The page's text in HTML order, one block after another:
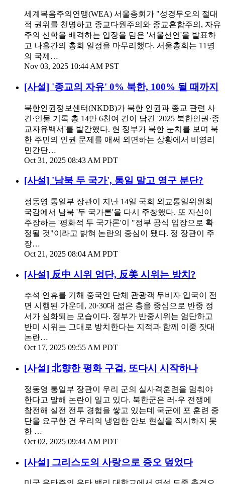
세계복음주의연맹(WEA) 서울총회가 "성경무오의 절대
적 권위를 천명하고 종교다원주의와 종교혼합주의, 자유
주의 신학을 배격하는 입장을 담은 '서울선언'을 발표하
고 나흘간의 총회 일정을 마무리했다. 서울총회는 11명
의 국제…
Nov 03, 2025 10:44 AM PST
[사설] '종교의 자유' 0% 북한, 100% 될 때까지
북한인권정보센터(NKDB)가 북한 인권과 종교 관련 사
건·인물 기록 총 14만 6천여 건이 담긴 '2025 북한인권·종
교자유백서'를 발간했다. 현 정부가 북한 눈치를 보며 북
한 주민의 인권 문제를 애써 외면하는 상황에서 비영리
민간단…
Oct 31, 2025 08:43 AM PDT
[사설] '남북 두 국가', 통일 말고 영구 분단?
정동영 통일부 장관이 지난 14일 국회 외교통일위원회
국감에서 남북 '두 국가론'을 다시 주창했다. 또 자신이
주장하는 '평화적 두 국가론'이 "정부 공식 입장으로 확
정될 것"이라고 밝혀 논란의 중심이 됐다. 정 장관이 주
장…
Oct 21, 2025 08:04 AM PDT
[사설] 反中 시위 엄단, 反美 시위는 방치?
추석 연휴를 기해 중국인 단체 관광객 무비자 입국이 전
면 시행된 가운데, 20·30대 젊은 층을 중심으로 반중 정
서가 심화되는 모습이다. 정부가 반중시위는 엄단하고
반미 시위는 그대로 방치한다는 지적과 함께 이중 잣대
논란…
Oct 17, 2025 09:55 AM PDT
[사설] 北향한 평화 구걸, 또다시 시작하나
정동영 통일부 장관이 우리 군의 실사격훈련을 멈춰야
한다고 말해 논란이 일고 있다. 북한군은 러-우 전쟁에
참전해 실전 전투 경험을 쌓고 있는데 국군에 포 훈련 중
단을 요구한 건 우리의 냉엄한 안보 현실을 직시하지 못
한 …
Oct 02, 2025 09:44 AM PDT
[사설] 그리스도의 사랑으로 증오 덮었다